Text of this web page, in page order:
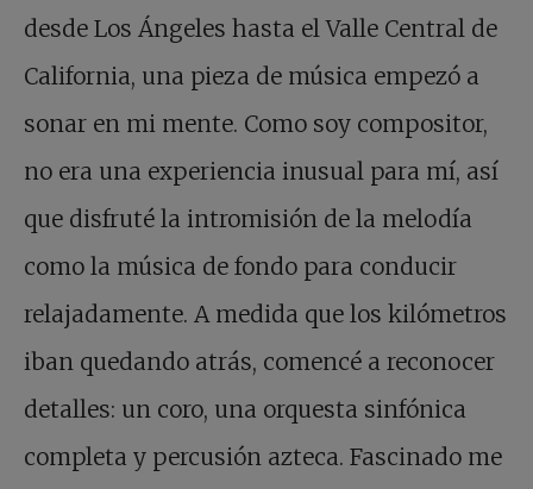
desde Los Ángeles hasta el Valle Central de
California, una pieza de música empezó a
sonar en mi mente. Como soy compositor,
no era una experiencia inusual para mí, así
que disfruté la intromisión de la melodía
como la música de fondo para conducir
relajadamente. A medida que los kilómetros
iban quedando atrás, comencé a reconocer
detalles: un coro, una orquesta sinfónica
completa y percusión azteca. Fascinado me